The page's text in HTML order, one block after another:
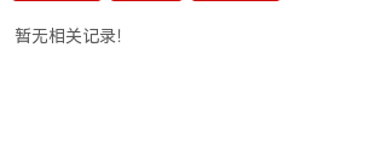
暂无相关记录！